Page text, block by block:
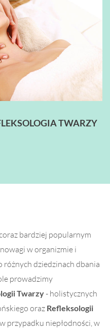
TWARZY
bardziej popularnym
w organizmie i
różnych dziedzinach dbania
prowadzimy
Twarzy- holistycznych
oraz Refleksologii
przypadku niepłodności, w